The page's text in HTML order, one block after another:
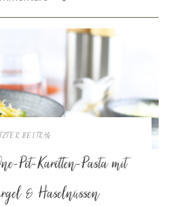
BEITRAG
Pot-Karotten-Pasta mit
& Haselnüssen